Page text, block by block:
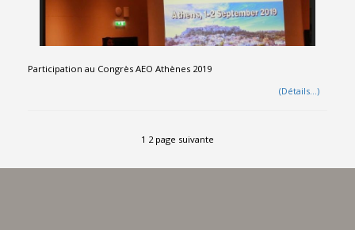
Participation au Congrès AEO Athènes 2019
(Détails…)
1 2 page suivante